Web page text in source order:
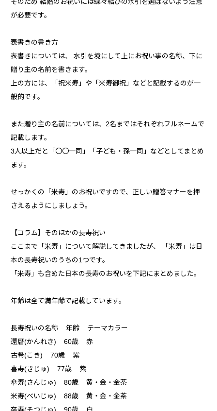
そのため 結婚のお祝いには蝶々結びの水引を選ばないよう注意
が必要です。
表書きの書き方
表書きについては、 水引を境にして上にお祝い事の名称、下に
贈り主の名前を書きます。
上の方には、「祝米寿」や「米寿御祝」などと記載するのが一
般的です。
また贈り主の名前については、2名まではそれぞれフルネームで
記載します。
3人以上だと「〇〇一同」「子ども・孫一同」などとしてまとめ
ます。
せっかくの「米寿」のお祝いですので、正しい贈答マナーを押
さえるようにしましょう。
【コラム】そのほかの長寿祝い
ここまで「米寿」について解説してきましたが、 「米寿」は日
本の長寿祝いのうちの1つです。
「米寿」も含めた日本の長寿のお祝いを下記にまとめました。
年齢は全て満年齢で記載しています。
長寿祝いの名称 年齢 テーマカラー
還暦(かんれき) 60歳 赤
古希(こき) 70歳 紫
喜寿(きじゅ) 77歳 紫
傘寿(さんじゅ) 80歳 黄・金・金茶
米寿(べいじゅ) 88歳 黄・金・金茶